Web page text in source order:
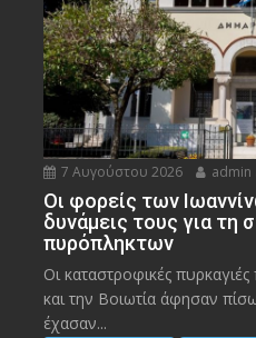
7 Αυγούστου 2026 admin
Οι φορείς των
δυνάμεις τους για τη
πυρόπληκτων
Οι καταστροφικές
και την Bοιωτία άφησαν
έχασαν...